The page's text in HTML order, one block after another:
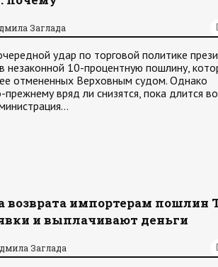
Заглада
удар по торговой политике
незаконной 10-процентную пошлину,
отмененных Верховным судом. Однако
вряд ли снизятся, пока длится
возврата импортерам пошлин
и выплачивают деньги
Заглада